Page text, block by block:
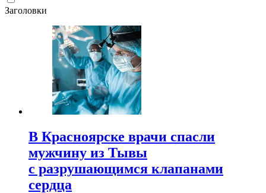
Заголовки
В Красноярске врачи спасли
мужчину из Тывы
с разрушающимся клапанами
сердца